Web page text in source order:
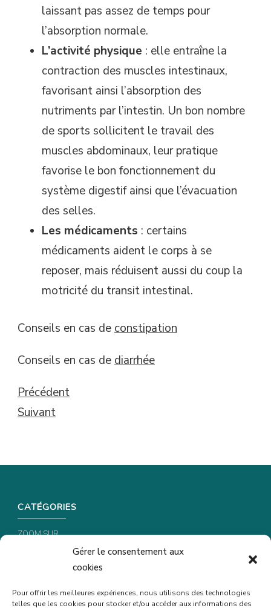
Gérer le consentement aux
cookies
Pour offrir les meilleures expériences, nous utilisons des technologies
telles que les cookies pour stocker et/ou accéder aux informations des
laissant pas assez de temps pour
l’absorption normale.
L’activité physique : elle entraîne la
contraction des muscles intestinaux,
favorisant ainsi l’absorption des
nutriments par l’intestin. Un bon nombre
de sports sollicitent le travail des
muscles abdominaux, leur pratique
favorise le bon fonctionnement du
système digestif ainsi que l’évacuation
des selles.
Les médicaments : certains
médicaments aident le corps à se
reposer, mais réduisent aussi du coup la
motricité du transit intestinal.
Conseils en cas de constipation
Conseils en cas de diarrhée
Précédent
Suivant
CATÉGORIES
ZOOM SUR …
CONSEILS & ASTUCES